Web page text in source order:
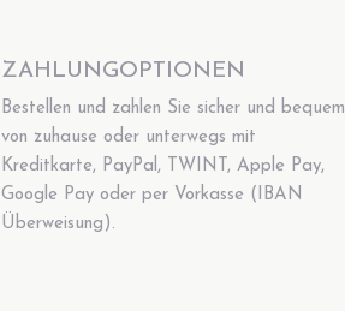
ZAHLUNGOPTIONEN
Bestellen und zahlen Sie sicher und bequem
von zuhause oder unterwegs mit
Kreditkarte, PayPal, TWINT, Apple Pay,
Google Pay oder per Vorkasse (IBAN
Überweisung).